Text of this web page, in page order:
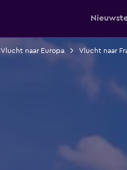
Vlucht naar Europa Vlucht naar